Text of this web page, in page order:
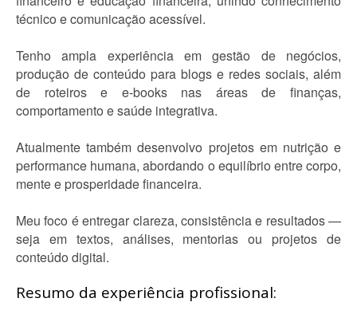
técnico e comunicação acessível.
Tenho ampla experiência em gestão de negócios,
produção de conteúdo para blogs e redes sociais, além
de roteiros e e-books nas áreas de finanças,
comportamento e saúde integrativa.
Atualmente também desenvolvo projetos em nutrição e
performance humana, abordando o equilíbrio entre corpo,
mente e prosperidade financeira.
Meu foco é entregar clareza, consistência e resultados —
seja em textos, análises, mentorias ou projetos de
conteúdo digital.
Resumo da experiência profissional: